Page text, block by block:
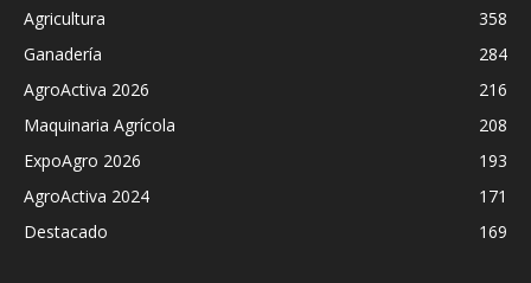
Agricultura
358
Ganadería
284
AgroActiva 2026
216
Maquinaria Agrícola
208
ExpoAgro 2026
193
AgroActiva 2024
171
Destacado
169